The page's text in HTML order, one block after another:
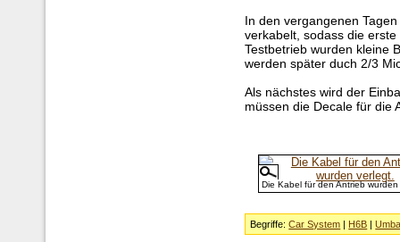
In den vergangenen
verkabelt, sodass die
Testbetrieb wurden kleine
werden später duch 2/3
Als nächstes wird der
müssen die Decale für die
Die Kabel für den Antrieb
Begriffe:Car System | H6B |